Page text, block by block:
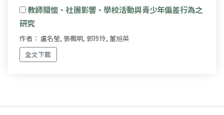
教師關懷、社團影響、學校活動與青少年偏差行為之
研究
作者： 盧名瑩, 張楓明, 郭玲玲, 董旭英
全文下載